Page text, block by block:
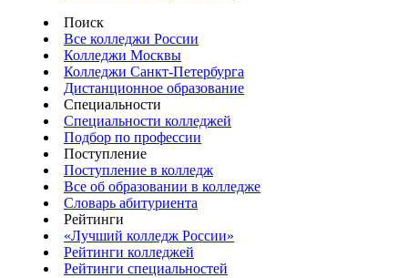
Поиск
Все колледжи России
Колледжи Москвы
Колледжи Санкт-Петербурга
Дистанционное образование
Специальности
Специальности колледжей
Подбор по профессии
Поступление
Поступление в колледж
Все об образовании в колледже
Словарь абитуриента
Рейтинги
«Лучший колледж России»
Рейтинги колледжей
Рейтинги специальностей